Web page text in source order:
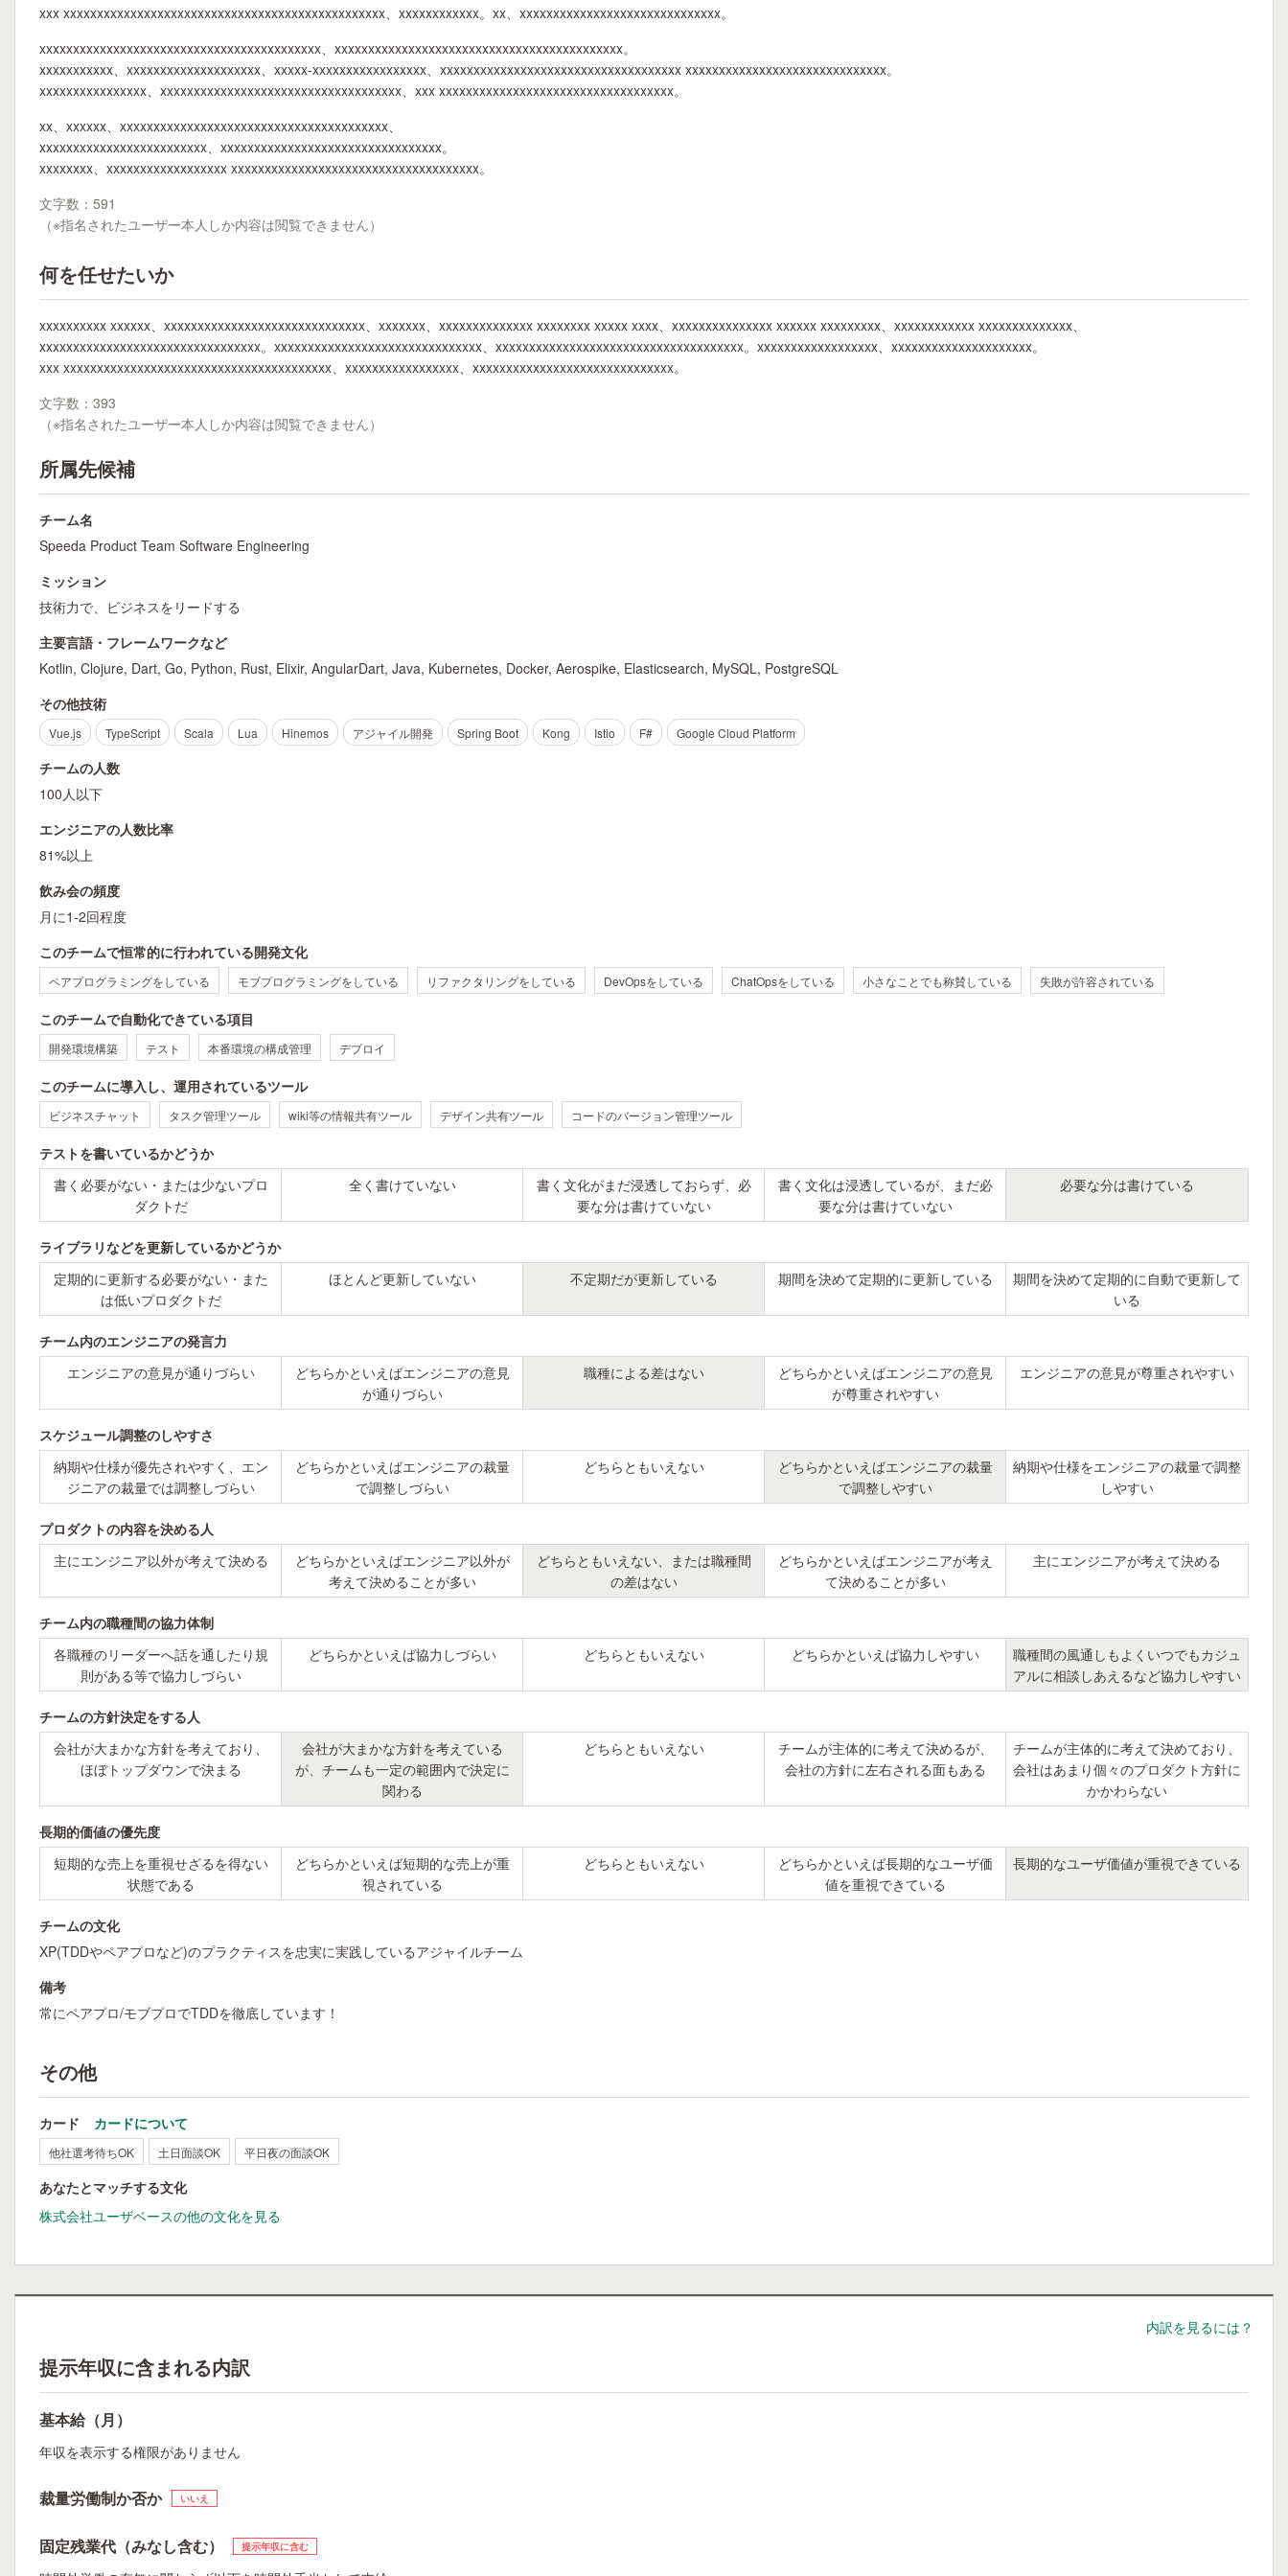
xxx xxxxxxxxxxxxxxxxxxxxxxxxxxxxxxxxxxxxxxxxxxxxxxxx、xxxxxxxxxxxx。xx、xxxxxxxxxxxxxxxxxxxxxxxxxxxxxx。
xxxxxxxxxxxxxxxxxxxxxxxxxxxxxxxxxxxxxxxxxx、xxxxxxxxxxxxxxxxxxxxxxxxxxxxxxxxxxxxxxxxxxx。
xxxxxxxxxxx、xxxxxxxxxxxxxxxxxxxx、xxxxx-xxxxxxxxxxxxxxxxx、xxxxxxxxxxxxxxxxxxxxxxxxxxxxxxxxxxxx xxxxxxxxxxxxxxxxxxxxxxxxxxxxxx。
xxxxxxxxxxxxxxxx、xxxxxxxxxxxxxxxxxxxxxxxxxxxxxxxxxxxx、xxx xxxxxxxxxxxxxxxxxxxxxxxxxxxxxxxxxxx。
xx、xxxxxx、xxxxxxxxxxxxxxxxxxxxxxxxxxxxxxxxxxxxxxxx、
xxxxxxxxxxxxxxxxxxxxxxxxx、xxxxxxxxxxxxxxxxxxxxxxxxxxxxxxxxx。
xxxxxxxx、xxxxxxxxxxxxxxxxxx xxxxxxxxxxxxxxxxxxxxxxxxxxxxxxxxxxxxx。
文字数：591
（※指名されたユーザー本人しか内容は閲覧できません）
何を任せたいか
xxxxxxxxxx xxxxxx、xxxxxxxxxxxxxxxxxxxxxxxxxxxxxx、xxxxxxx、xxxxxxxxxxxxxx xxxxxxxx xxxxx xxxx、xxxxxxxxxxxxxxx xxxxxx xxxxxxxxx、xxxxxxxxxxxx xxxxxxxxxxxxxx、
xxxxxxxxxxxxxxxxxxxxxxxxxxxxxxxxx。xxxxxxxxxxxxxxxxxxxxxxxxxxxxxxx、xxxxxxxxxxxxxxxxxxxxxxxxxxxxxxxxxxxxx。xxxxxxxxxxxxxxxxxx、xxxxxxxxxxxxxxxxxxxxx。
xxx xxxxxxxxxxxxxxxxxxxxxxxxxxxxxxxxxxxxxxxx、xxxxxxxxxxxxxxxxx、xxxxxxxxxxxxxxxxxxxxxxxxxxxxxx。
文字数：393
（※指名されたユーザー本人しか内容は閲覧できません）
所属先候補
チーム名
Speeda Product Team Software Engineering
ミッション
技術力で、ビジネスをリードする
主要言語・フレームワークなど
Kotlin, Clojure, Dart, Go, Python, Rust, Elixir, AngularDart, Java, Kubernetes, Docker, Aerospike, Elasticsearch, MySQL, PostgreSQL
その他技術
Vue.js TypeScript Scala Lua Hinemos アジャイル開発 Spring Boot Kong Istio F# Google Cloud Platform
チームの人数
100人以下
エンジニアの人数比率
81%以上
飲み会の頻度
月に1-2回程度
このチームで恒常的に行われている開発文化
ペアプログラミングをしている モブプログラミングをしている リファクタリングをしている DevOpsをしている ChatOpsをしている 小さなことでも称賛している 失敗が許容されている
このチームで自動化できている項目
開発環境構築 テスト 本番環境の構成管理 デプロイ
このチームに導入し、運用されているツール
ビジネスチャット タスク管理ツール wiki等の情報共有ツール デザイン共有ツール コードのバージョン管理ツール
テストを書いているかどうか
書く必要がない・または少ないプロ
ダクトだ
全く書けていない
書く文化がまだ浸透しておらず、必
要な分は書けていない
書く文化は浸透しているが、まだ必
要な分は書けていない
必要な分は書けている
ライブラリなどを更新しているかどうか
定期的に更新する必要がない・また
は低いプロダクトだ
ほとんど更新していない 不定期だが更新している 期間を決めて定期的に更新している
期間を決めて定期的に自動で更新して
いる
チーム内のエンジニアの発言力
エンジニアの意見が通りづらい
どちらかといえばエンジニアの意見
が通りづらい
職種による差はない
どちらかといえばエンジニアの意見
が尊重されやすい
エンジニアの意見が尊重されやすい
スケジュール調整のしやすさ
納期や仕様が優先されやすく、エン
ジニアの裁量では調整しづらい
どちらかといえばエンジニアの裁量
で調整しづらい
どちらともいえない
どちらかといえばエンジニアの裁量
で調整しやすい
納期や仕様をエンジニアの裁量で調整
しやすい
プロダクトの内容を決める人
主にエンジニア以外が考えて決める
どちらかといえばエンジニア以外が
考えて決めることが多い
どちらともいえない、または職種間
の差はない
どちらかといえばエンジニアが考え
て決めることが多い
主にエンジニアが考えて決める
チーム内の職種間の協力体制
各職種のリーダーへ話を通したり規
則がある等で協力しづらい
どちらかといえば協力しづらい どちらともいえない どちらかといえば協力しやすい
職種間の風通しもよくいつでもカジュ
アルに相談しあえるなど協力しやすい
チームの方針決定をする人
会社が大まかな方針を考えており、
ほぼトップダウンで決まる
会社が大まかな方針を考えている
が、チームも一定の範囲内で決定に
関わる
どちらともいえない
チームが主体的に考えて決めるが、
会社の方針に左右される面もある
チームが主体的に考えて決めており、
会社はあまり個々のプロダクト方針に
かかわらない
長期的価値の優先度
短期的な売上を重視せざるを得ない
状態である
どちらかといえば短期的な売上が重
視されている
どちらともいえない
どちらかといえば長期的なユーザ価
値を重視できている
長期的なユーザ価値が重視できている
チームの文化
XP(TDDやペアプロなど)のプラクティスを忠実に実践しているアジャイルチーム
備考
常にペアプロ/モブプロでTDDを徹底しています！
その他
カード カードについて
他社選考待ちOK 土日面談OK 平日夜の面談OK
あなたとマッチする文化
株式会社ユーザベースの他の文化を見る
内訳を見るには？
提示年収に含まれる内訳
基本給（月）
年収を表示する権限がありません
裁量労働制か否か いいえ
固定残業代（みなし含む） 提示年収に含む